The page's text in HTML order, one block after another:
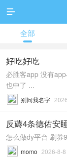

全部
好吃好吃
必胜客app 没有
也中了 ...
别问我名字
反薅4条德佑安
怎么做dy平台 刷券
momo 2026-8-